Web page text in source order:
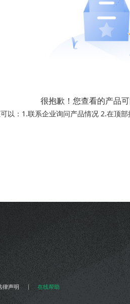
很抱歉！您查看的产品
以：1.联系企业询问产品情况 2.在顶
律声明 在线帮助